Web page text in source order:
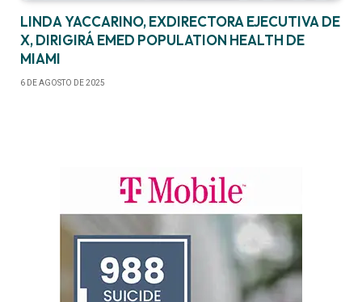
LINDA YACCARINO, EXDIRECTORA EJECUTIVA DE
X, DIRIGIRÁ EMED POPULATION HEALTH DE
MIAMI
6 DE AGOSTO DE 2025